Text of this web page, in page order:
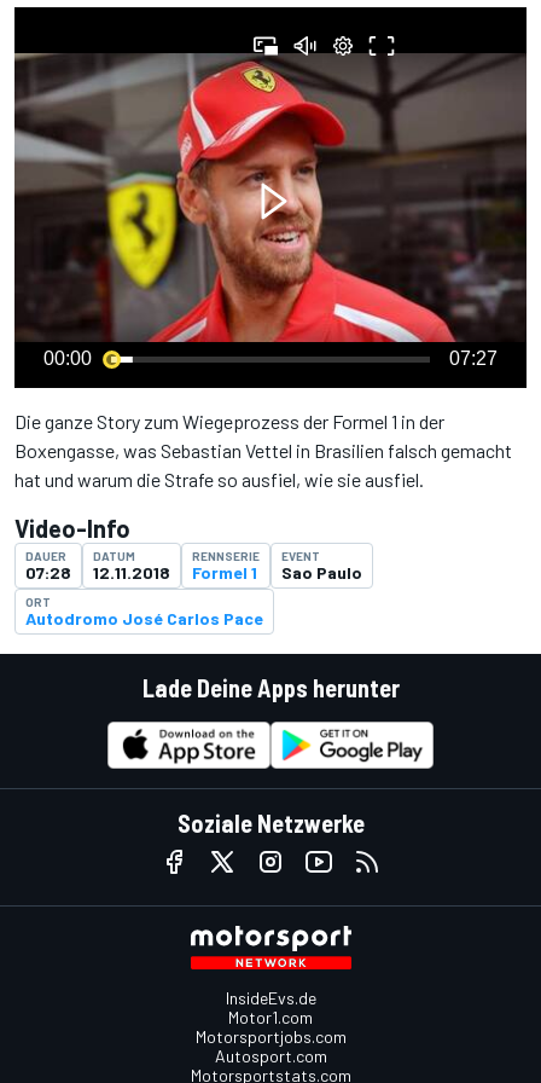
00:00 07:27
Die ganze Story zum Wiegeprozess der Formel 1 in der
Boxengasse, was Sebastian Vettel in Brasilien falsch gemacht
hat und warum die Strafe so ausfiel, wie sie ausfiel.
Video-Info
DAUER
07:28
DATUM
12.11.2018
RENNSERIE
Formel 1
EVENT
Sao Paulo
ORT
Autodromo José Carlos Pace
Lade Deine Apps herunter
Soziale Netzwerke
InsideEvs.de
Motor1.com
Motorsportjobs.com
Autosport.com
Motorsportstats.com